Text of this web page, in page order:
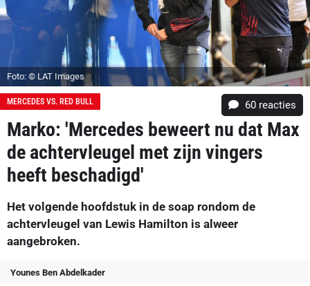
Foto: © LAT Images
MERCEDES VS. RED BULL 60 reacties
Marko: 'Mercedes beweert nu dat Max
de achtervleugel met zijn vingers
heeft beschadigd'
Het volgende hoofdstuk in de soap rondom de
achtervleugel van Lewis Hamilton is alweer
aangebroken.
Younes Ben Abdelkader